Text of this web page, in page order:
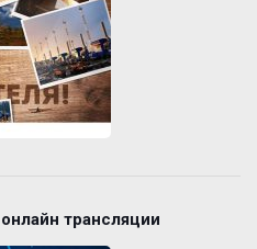
трансляции